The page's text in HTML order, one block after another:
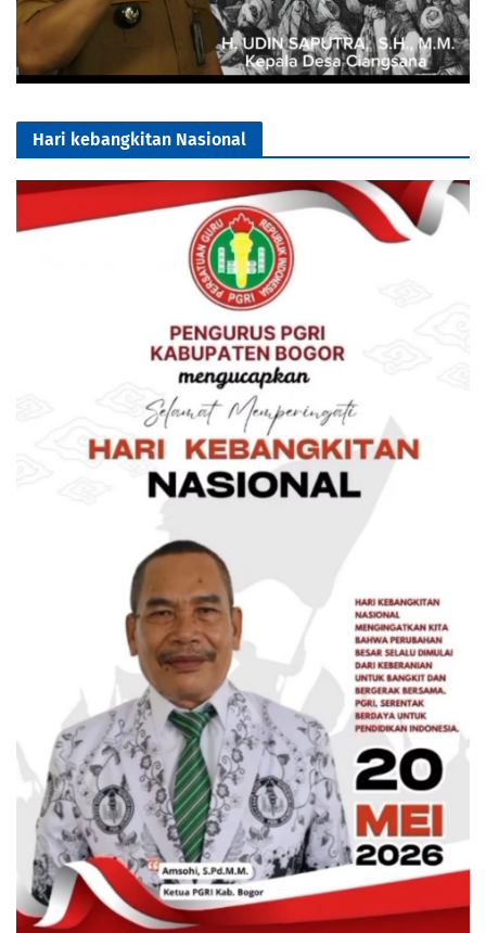
Hari kebangkitan Nasional